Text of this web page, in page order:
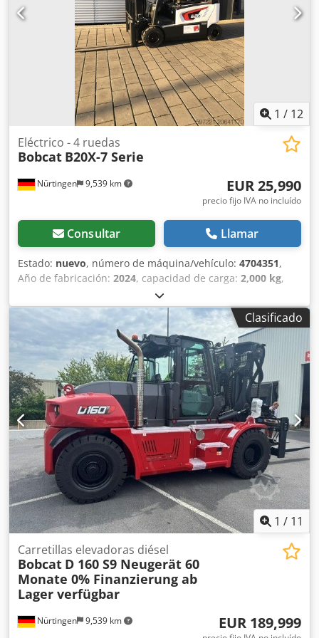
1 / 12
Nürtingen 9,539 km
Eléctrico - 4 ruedas
Bobcat B20X-7 Serie
EUR 25,990
precio fijo IVA no incluído
Consultar Llamar
Estado: nuevo, número de máquina/vehículo: 4704351,
Año de fabricación: 2024, capacidad de carga: 2,000 kg,
4,730 mm, ascensor libre:
centro de carga:500 mm, tipo de combustible:eléctrico,
tipo de mástil:triple , altura de construcción:2,230 mm,
longitud de la horquilla:1,200 mm, tipo de motor:
Eléctrico, fabricante: Bobcat Crsdpfx Ajxz Spwjhhef
Clasificado
1 / 11
Nürtingen 9,539 km
Carretillas elevadoras diésel
Bobcat D 160 S9 Neugerät 60
Monate 0% Finanzierung ab
Lager verfügbar
EUR 189,999